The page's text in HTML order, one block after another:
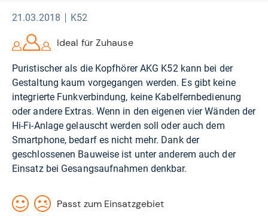
21.03.2018 K52
Ideal für Zuhause
Puristischer als die Kopfhörer AKG K52 kann bei der
Gestaltung kaum vorgegangen werden. Es gibt keine
integrierte Funkverbindung, keine Kabelfernbedienung
oder andere Extras. Wenn in den eigenen vier Wänden der
Hi-Fi-Anlage gelauscht werden soll oder auch dem
Smartphone, bedarf es nicht mehr. Dank der
geschlossenen Bauweise ist unter anderem auch der
Einsatz bei Gesangsaufnahmen denkbar.
Passt zum Einsatzgebiet